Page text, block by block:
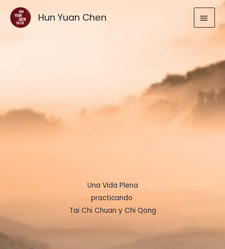
contenido
Hun Yuan Chen
Una Vida Plena
practicando
Tai Chi Chuan y Chi Qong